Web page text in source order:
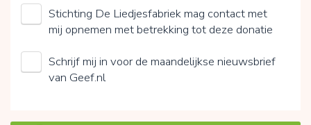
Stichting De Liedjesfabriek mag contact met
mij opnemen met betrekking tot deze donatie
Schrijf mij in voor de maandelijkse nieuwsbrief
van Geef.nl